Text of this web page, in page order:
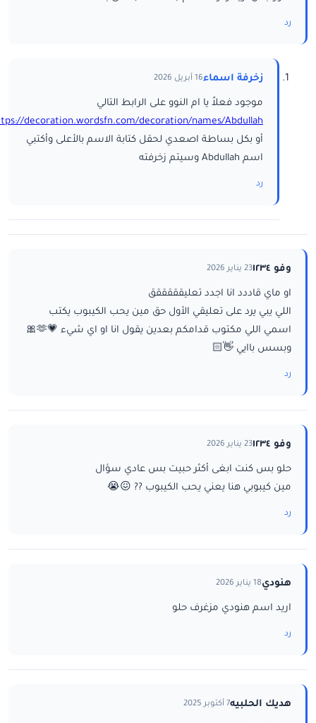
رد
زخرفة اسماء16 أبريل 2026
موجود فعلاً يا ام النوو على الرابط التالي
decoration.wordsfn.com/decoration/names/Abdullah/
أو بكل بساطة اصعدي لحقل كتابة الاسم بالأعلى وأكتبي
اسم Abdullah وسيتم زخرفته
رد
وفو ١٢٣٤ 23 يناير 2026
او ماي قاددد انا اجدد تعليقققققق
اللي يبي يرد على تعليقي الأول حق مين يحب الكيبوب يكتب
اسمي اللي مكتوب قدامكم بعدين يقول انا او اي شيء 💗🫶🎀
وبسس باايي 👋🏻
رد
وفو ١٢٣٤ 23 يناير 2026
حلو بس كنت ابغى أكثر حبيت بس عادي سؤال
مين كيبوبي هنا يعني يحب الكيبوب ?? 😖😭
رد
هنودي18 يناير 2026
اريد اسم هنودي مزغرف حلو
رد
هديك الحلبيه7 أكتوبر 2025